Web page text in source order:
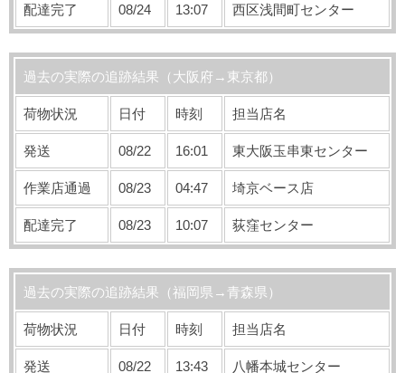
配達完了 08/24 13:07 西区浅間町センター
過去の実際の追跡結果（大阪府→東京都）
荷物状況 日付 時刻 担当店名
発送 08/22 16:01 東大阪玉串東センター
作業店通過 08/23 04:47 埼京ベース店
配達完了 08/23 10:07 荻窪センター
過去の実際の追跡結果（福岡県→青森県）
荷物状況 日付 時刻 担当店名
発送 08/22 13:43 八幡本城センター